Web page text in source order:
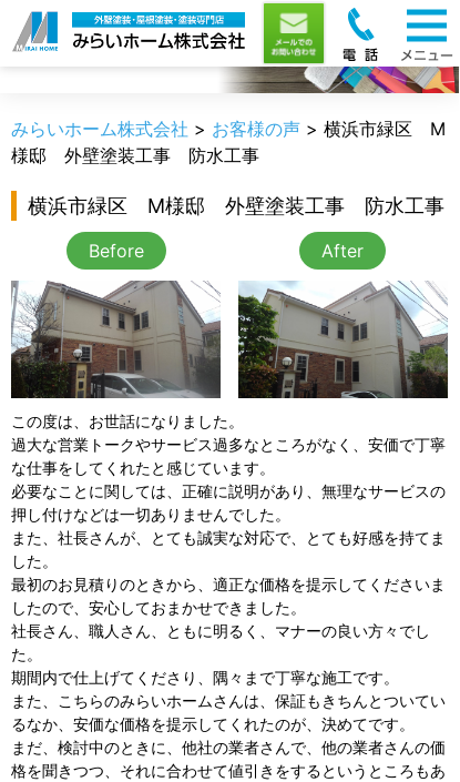
お客様の声
みらいホーム株式会社 > お客様の声 > 横浜市緑区 M
様邸 外壁塗装工事 防水工事
横浜市緑区 M様邸 外壁塗装工事 防水工事
Before After
この度は、お世話になりました。
過大な営業トークやサービス過多なところがなく、安価で丁寧
な仕事をしてくれたと感じています。
必要なことに関しては、正確に説明があり、無理なサービスの
押し付けなどは一切ありませんでした。
また、社長さんが、とても誠実な対応で、とても好感を持てま
した。
最初のお見積りのときから、適正な価格を提示してくださいま
したので、安心しておまかせできました。
社長さん、職人さん、ともに明るく、マナーの良い方々でし
た。
期間内で仕上げてくださり、隅々まで丁寧な施工です。
また、こちらのみらいホームさんは、保証もきちんとついてい
るなか、安価な価格を提示してくれたのが、決めてです。
まだ、検討中のときに、他社の業者さんで、他の業者さんの価
格を聞きつつ、それに合わせて値引きをするというところもあ